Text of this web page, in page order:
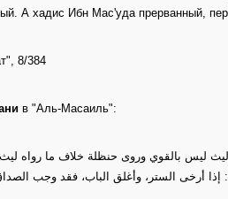
А хадис Ибн Мас'уда прерванный,
8/384
в "Аль-Масаиль":
ليس بالقوي وروى حنظلة خلاف ما رواه
إذا أرخى الستر، وأغلق الباب، فقد وجب